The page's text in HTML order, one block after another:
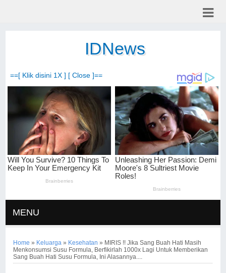
IDNews
MENU
Home » Keluarga » Kesehatan » MIRIS !! Jika Sang Buah Hati Masih
Menkonsumsi Susu Formula, Berfikirlah 1000x Lagi Untuk Memberikan
Sang Buah Hati Susu Formula, Ini Alasannya....
==[ Klik disini 1X ] [ Close ]==